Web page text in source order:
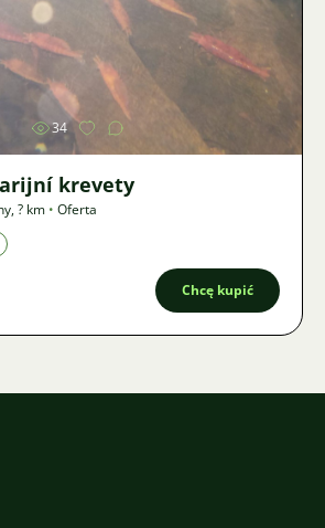
Zdjęcie
34
krevety
,? km • Oferta
Chcę kupić